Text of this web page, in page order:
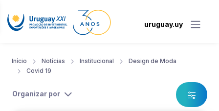
uruguay.uy
Início Notícias Institucional
Design de Moda
Covid 19
Organizar por